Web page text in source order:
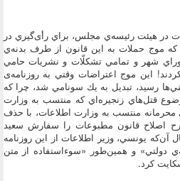
در هيئت رئيسه‌ي مجلس، براي رأی‌گيري در
موج حملات به اين قانون از طرف بدنه‌ي
شهر و تمامي تشكلّات و نشريات حامي
اين موج اعتراضات وقتي به روزنامه‌ی
رسيد، تبديل به يك سونامي شد، چرا كه
موضوع قتل‌هاي زنجيره‌اي كه منتسب به وزارت
محرمانه منتسب به وزارت اطلاعات، با حذف
اصلاح قانون مطبوعات را سفارش سعيد
يونسي، وزير اطلاعات از اين روزنامه
دولتي» و همين‌طور «سوءاستفاده از متن
كرد.